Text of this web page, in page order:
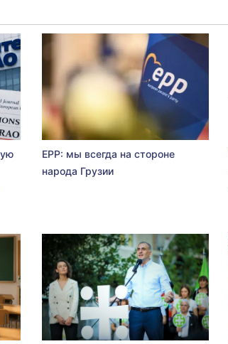
EPP: мы всегда на стороне
народа Грузии